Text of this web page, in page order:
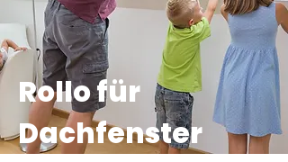
Rollo für
Dachfenster